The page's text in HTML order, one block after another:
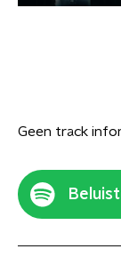
Geen track